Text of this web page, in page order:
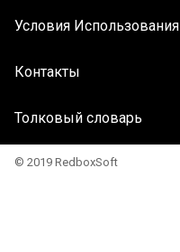
Условия Использования
Контакты
Толковый словарь
© 2019 RedboxSoft